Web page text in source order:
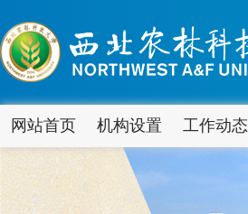
网站首页 机构设置 工作动态